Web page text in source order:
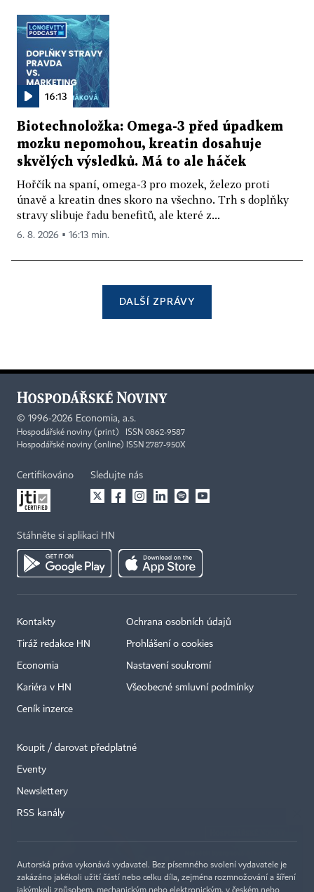
16:13
Biotechnoložka: Omega-3 před úpadkem
mozku nepomohou, kreatin dosahuje
skvělých výsledků. Má to ale háček
Hořčík na spaní, omega-3 pro mozek, železo proti
únavě a kreatin dnes skoro na všechno. Trh s doplňky
stravy slibuje řadu benefitů, ale které z...
6. 8. 2026 ▪ 16:13 min.
DALŠÍ ZPRÁVY
© 1996-2026 Economia, a.s.
Hospodářské noviny (print) ISSN 0862-9587
Hospodářské noviny (online) ISSN 2787-950X
Certifikováno Sledujte nás
Stáhněte si aplikaci HN
Kontakty
Tiráž redakce HN
Economia
Kariéra v HN
Ceník inzerce
Ochrana osobních údajů
Prohlášení o cookies
Nastavení soukromí
Všeobecné smluvní podmínky
Koupit / darovat předplatné
Eventy
Newslettery
RSS kanály
Autorská práva vykonává vydavatel. Bez písemného svolení vydavatele je
zakázáno jakékoli užití částí nebo celku díla, zejména rozmnožování a šíření